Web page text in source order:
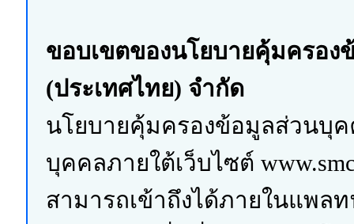
ขอบเขตของนโยบายคุ้มครอง
(ประเทศไทย) จำกัด
นโยบายคุ้มครองข้อมูลส่วนบุ
บุคคลภายใต้เว็บไซต์
สามารถเข้าถึงได้ภายในแพล